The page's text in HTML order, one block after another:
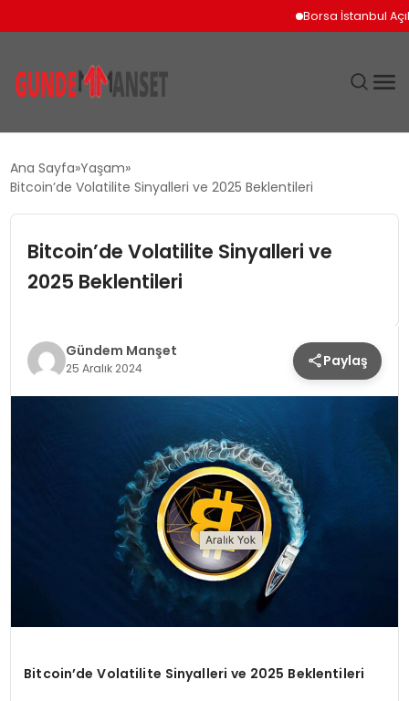
Borsa İstanbul
EKONOMI
TEKNOLOJI
YAŞAM
Ana Sayfa Yaşam
Bitcoin’de Volatilite Sinyalleri ve 2025 Beklentileri
Bitcoin’de Volatilite Sinyalleri ve
2025 Beklentileri
Gündem Manşet
25 Aralık 2024 Paylaş
Bitcoin’de Volatilite Sinyalleri ve 2025 Beklentileri